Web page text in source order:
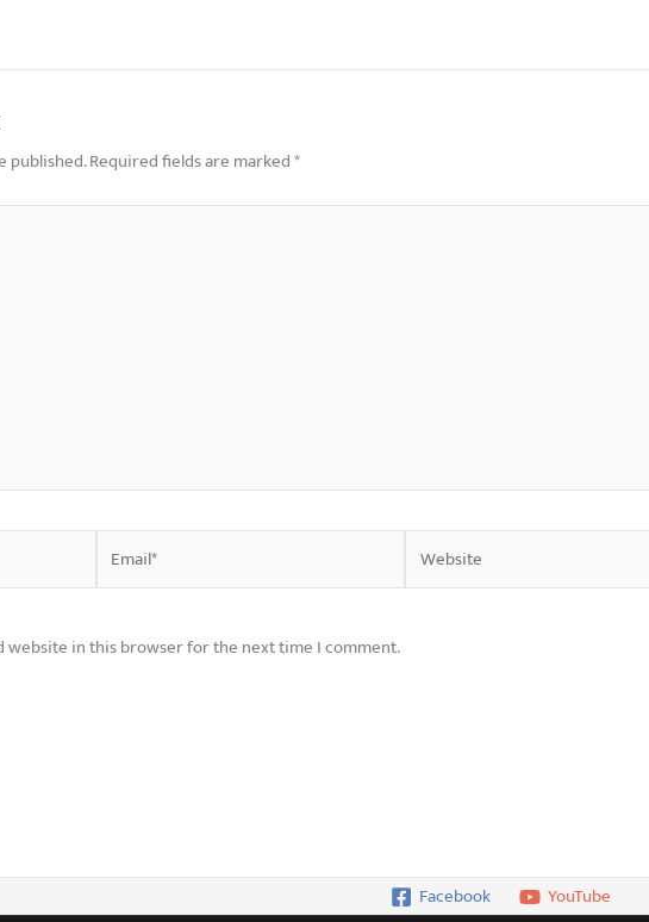
published.Required fields are marked*
website in this browser for the next time I comment.
Facebook YouTube